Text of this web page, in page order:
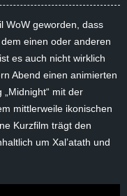
WoW geworden, dass
einen oder anderen
es auch nicht wirklich
Abend einen animierten
mit der
mittlerweile ikonischen
Kurzfilm trägt den
um Xal’atath und